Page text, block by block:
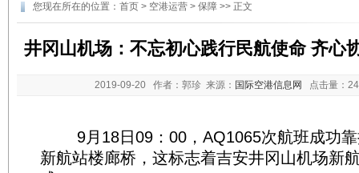
您现在所在的位置： 首页 > 空港运营 > 保障 >> 正文
井冈山机场：不忘初心践行民航使命 齐心
2019-09-20 作者：郭珍 来源： 国际空港信息网 点击量：
9月18日09：00，AQ1065次航班成功靠
新航站楼廊桥，这标志着吉安井冈山机场新